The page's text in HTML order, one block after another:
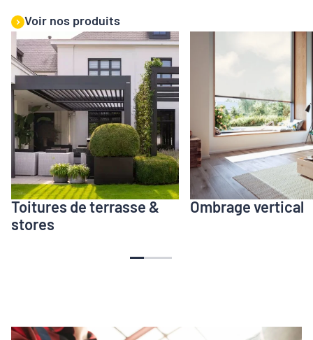
Voir nos produits
Toitures de terrasse &
stores
Ombrage vertical